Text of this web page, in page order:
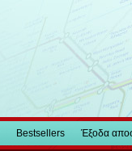
Bestsellers Έξοδα